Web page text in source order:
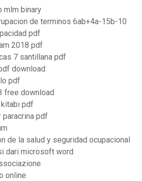
mlm binary
de terminos 6ab+4a-15b-10
pdf
2018 pdf
7 santillana pdf
download
pdf
free download
pdf
paracrina pdf
de la salud y seguridad ocupacional
dari microsoft word
online